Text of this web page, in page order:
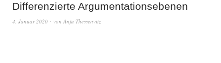
Differenzierte Argumentationsebenen
4. Januar 2020 von Anja Thessenvitz